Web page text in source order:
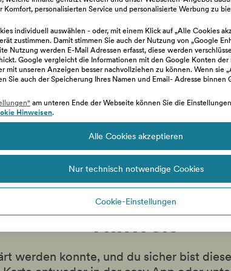
Komfort, personalisierten Service und personalisierte Werbung zu
individuell auswählen - oder, mit einem Klick auf „Alle Cookies
zustimmen. Damit stimmen Sie auch der Nutzung von „Google
Nutzung werden E-Mail Adressen erfasst, diese werden
Google vergleicht die Informationen mit den Google Konten der
mit unseren Anzeigen besser nachvollziehen zu können. Wenn sie
Sie auch der Speicherung Ihres Namen und Email- Adresse binnen
am unteren Ende der Webseite können Sie die
Hinweisen.
Alle Cookies akzeptieren
Nur technisch notwendige Cookies
Cookie-Einstellungen
angeführten Punkte zutrifft
Hinweis
werden konnte, und du sicher bist